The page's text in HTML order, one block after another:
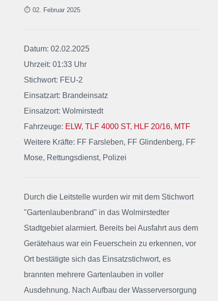
⏱ 02. Februar 2025
Datum: 02.02.2025
Uhrzeit: 01:33 Uhr
Stichwort: FEU-2
Einsatzart: Brandeinsatz
Einsatzort: Wolmirstedt
Fahrzeuge: ELW, TLF 4000 ST, HLF 20/16, MTF
Weitere Kräfte: FF Farsleben, FF Glindenberg, FF
Mose, Rettungsdienst, Polizei
Durch die Leitstelle wurden wir mit dem Stichwort
"Gartenlaubenbrand" in das Wolmirstedter
Stadtgebiet alarmiert. Bereits bei Ausfahrt aus dem
Gerätehaus war ein Feuerschein zu erkennen, vor
Ort bestätigte sich das Einsatzstichwort, es
brannten mehrere Gartenlauben in voller
Ausdehnung. Nach Aufbau der Wasserversorgung